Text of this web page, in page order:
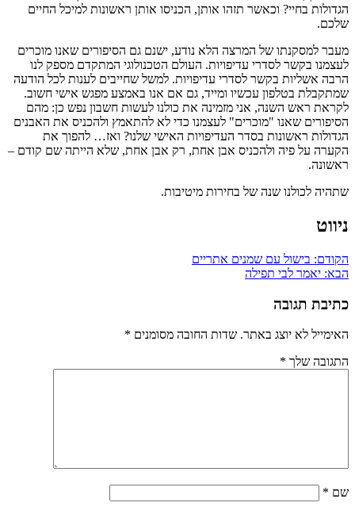
הגדולות בחיי? וכאשר תזהו אותן, הכניסו אותן ראשונות למיכל החיים
שלכם.
מעבר למסקנתו של המרצה הלא נודע, ישנם גם הסיפורים שאנו מוכרים
לעצמנו בקשר לסדרי עדיפויות. העולם הטכנולוגי המתקדם מספק לנו
הרבה אשליות בקשר לסדרי עדיפויות. למשל שחייבים לענות לכל הודעה
שמתקבלת בטלפון עכשיו ומייד, גם אם אנו באמצע מפגש אישי חשוב.
לקראת ראש השנה, אני מזמינה את כולנו לעשות חשבון נפש כן: מהם
הסיפורים שאנו "מוכרים" לעצמנו כדי לא להתאמץ ולהכניס את האבנים
הגדולות ראשונות בסדר העדיפויות האישי שלנו? ואז… להפוך את
הקערה על פיה ולהכניס אבן אחת, רק אבן אחת, שלא הייתה שם קודם –
ראשונה.
שתהיה לכולנו שנה של בחירות מיטיבות.
ניווט
הקודם: בישול עם שמנים אתריים
הבא: יאמר לבי תפילה
כתיבת תגובה
האימייל לא יוצג באתר. שדות החובה מסומנים *
התגובה שלך *
שם *